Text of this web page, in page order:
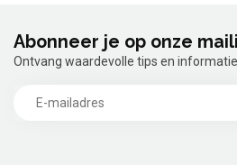
Abonneer je op onze
Ontvang waardevolle tips en informatie